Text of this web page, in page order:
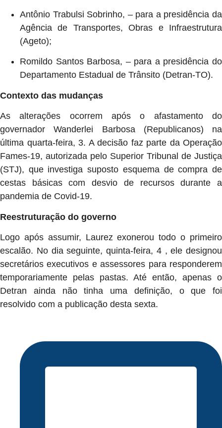
Antônio Trabulsi Sobrinho, – para a presidência da
Agência de Transportes, Obras e Infraestrutura
(Ageto);
Romildo Santos Barbosa, – para a presidência do
Departamento Estadual de Trânsito (Detran-TO).
Contexto das mudanças
As alterações ocorrem após o afastamento do
governador Wanderlei Barbosa (Republicanos) na
última quarta-feira, 3. A decisão faz parte da Operação
Fames-19, autorizada pelo Superior Tribunal de Justiça
(STJ), que investiga suposto esquema de compra de
cestas básicas com desvio de recursos durante a
pandemia de Covid-19.
Reestruturação do governo
Logo após assumir, Laurez exonerou todo o primeiro
escalão. No dia seguinte, quinta-feira, 4 , ele designou
secretários executivos e assessores para responderem
temporariamente pelas pastas. Até então, apenas o
Detran ainda não tinha uma definição, o que foi
resolvido com a publicação desta sexta.